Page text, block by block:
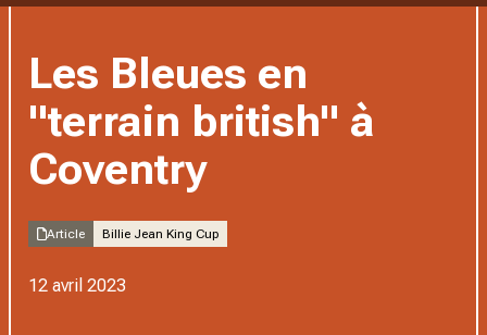
Les Bleues en
"terrain british" à
Coventry
Article Billie Jean King Cup
12 avril 2023